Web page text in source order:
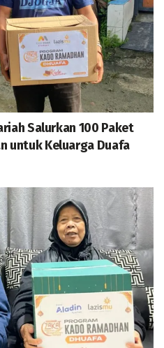
Salurkan 100 Paket
untuk Keluarga Duafa